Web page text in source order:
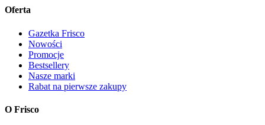
Oferta
Gazetka Frisco
Nowości
Promocje
Bestsellery
Nasze marki
Rabat na pierwsze zakupy
O Frisco